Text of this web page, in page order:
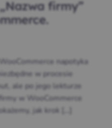
firmy”
napotyka
w procesie
ale po jego lekturze
w WooCommerce
jak krok […]